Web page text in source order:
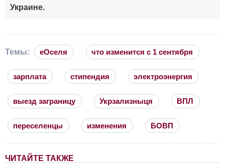
Украине.
Темы: еОселя что изменится с 1 сентября
зарплата стипендия электроэнергия
выезд заграницу Укрзализныця ВПЛ
переселенцы изменения БОВП
ЧИТАЙТЕ ТАКЖЕ